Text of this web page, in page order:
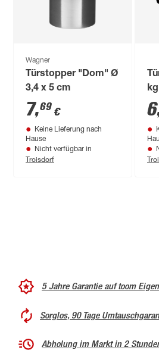
Wagner
Türstopper "Dom" Ø
3,4 x 5 cm
7,69 €
Keine Lieferung nach
Hause
Nicht verfügbar in
Troisdorf
kg
6
5 Jahre Garantie auf toom
Sorglos, 90 Tage
Abholung im Markt in 2